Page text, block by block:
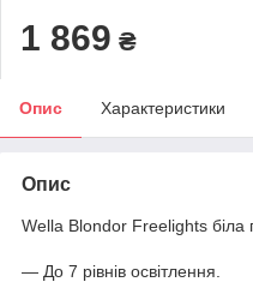
1 869 ₴
Опис Характеристики
Опис
Wella Blondor Freelights біла
― До 7 рівнів освітлення.